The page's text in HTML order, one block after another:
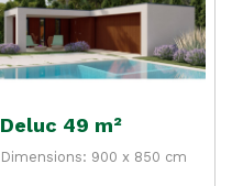
Deluc 49 m²
Dimensions: 900 x 850 cm